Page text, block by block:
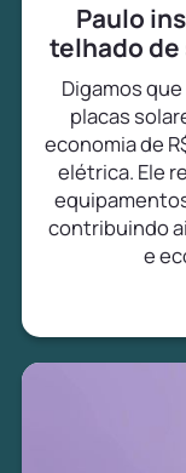
Paulo
telhado
Digamos
placas
economia de
elétrica. Ele
contribuindo
e